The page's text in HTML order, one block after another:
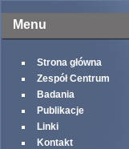
Menu
Strona główna
Zespół Centrum
Badania
Publikacje
Linki
Kontakt